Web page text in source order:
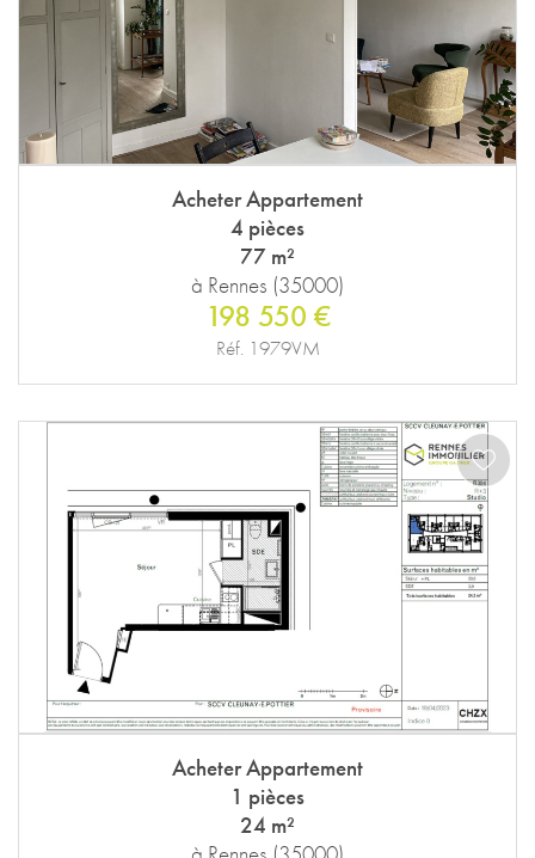
Acheter Appartement
4 pièces
77 m²
à Rennes (35000)
198 550 €
Réf. 1979VM
Acheter Appartement
1 pièces
24 m²